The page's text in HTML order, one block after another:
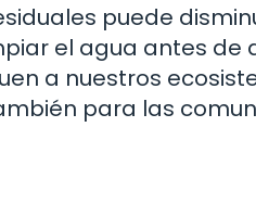
puede
el agua antes
a nuestros
para las